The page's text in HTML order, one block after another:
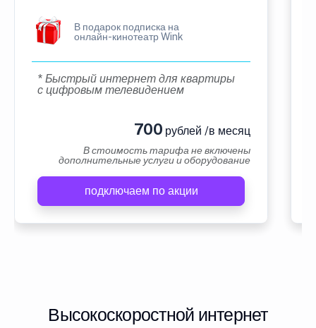
В подарок подписка на
онлайн-кинотеатр Wink
* Быстрый интернет для квартиры
с цифровым телевидением
700 рублей /в месяц
В стоимость тарифа не включены
дополнительные услуги и оборудование
подключаем по акции
Высокоскоростной интернет